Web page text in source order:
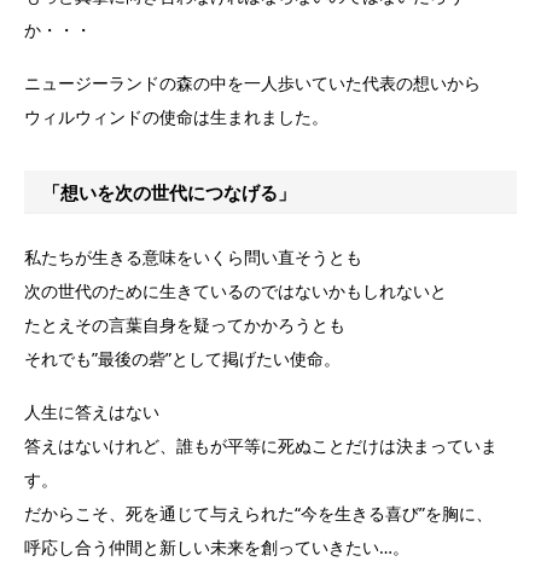
か・・・
ニュージーランドの森の中を一人歩いていた代表の想いから
ウィルウィンドの使命は生まれました。
「想いを次の世代につなげる」
私たちが生きる意味をいくら問い直そうとも
次の世代のために生きているのではないかもしれないと
たとえその言葉自身を疑ってかかろうとも
それでも”最後の砦”として掲げたい使命。
人生に答えはない
答えはないけれど、誰もが平等に死ぬことだけは決まっていま
す。
だからこそ、死を通じて与えられた“今を生きる喜び”を胸に、
呼応し合う仲間と新しい未来を創っていきたい…。